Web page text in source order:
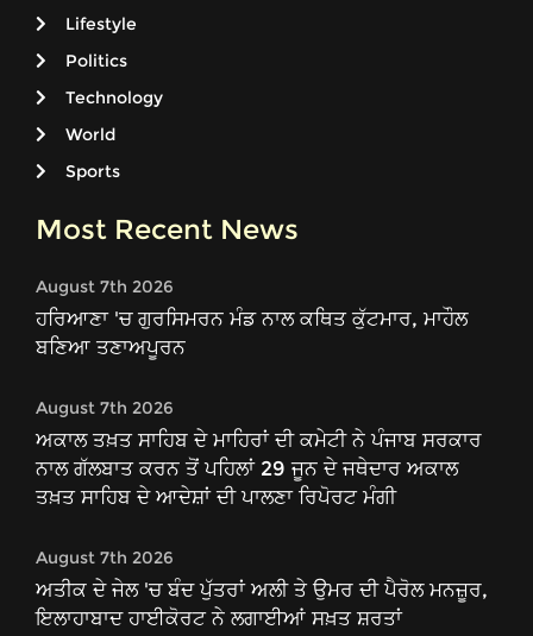
Lifestyle
Politics
Technology
World
Sports
Most Recent News
August 7th 2026
ਹਰਿਆਣਾ 'ਚ ਗੁਰਸਿਮਰਨ ਮੰਡ ਨਾਲ ਕਥਿਤ ਕੁੱਟਮਾਰ, ਮਾਹੌਲ
ਬਣਿਆ ਤਣਾਅਪੂਰਨ
August 7th 2026
ਅਕਾਲ ਤਖ਼ਤ ਸਾਹਿਬ ਦੇ ਮਾਹਿਰਾਂ ਦੀ ਕਮੇਟੀ ਨੇ ਪੰਜਾਬ ਸਰਕਾਰ
ਨਾਲ ਗੱਲਬਾਤ ਕਰਨ ਤੋਂ ਪਹਿਲਾਂ 29 ਜੂਨ ਦੇ ਜਥੇਦਾਰ ਅਕਾਲ
ਤਖ਼ਤ ਸਾਹਿਬ ਦੇ ਆਦੇਸ਼ਾਂ ਦੀ ਪਾਲਣਾ ਰਿਪੋਰਟ ਮੰਗੀ
August 7th 2026
ਅਤੀਕ ਦੇ ਜੇਲ 'ਚ ਬੰਦ ਪੁੱਤਰਾਂ ਅਲੀ ਤੇ ਉਮਰ ਦੀ ਪੈਰੋਲ ਮਨਜ਼ੂਰ,
ਇਲਾਹਾਬਾਦ ਹਾਈਕੋਰਟ ਨੇ ਲਗਾਈਆਂ ਸਖ਼ਤ ਸ਼ਰਤਾਂ